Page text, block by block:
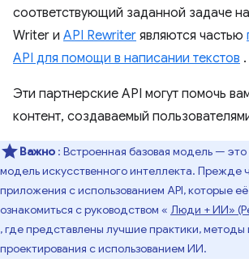
соответствующий заданной задаче
Writer и API Rewriter являются частью
API для помощи в написании текстов .
Эти партнерские API могут помочь
контент, создаваемый
Важно : Встроенная базовая модель — это
модель искусственного интеллекта. Прежде
приложения с использованием API, которые
ознакомиться с руководством « Люди + ИИ»
, где представлены лучшие практики, методы
проектирования с использованием ИИ.